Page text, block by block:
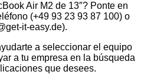
Air M2 de 13″? Ponte en
(+49 93 23 93 87 100) o
it-easy.de).
a seleccionar el equipo
a tu empresa en la búsqueda
que desees.